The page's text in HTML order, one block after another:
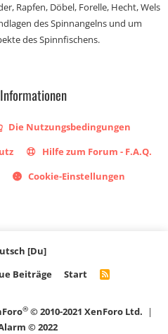
Rapfen, Döbel, Forelle, Hecht, Wels
des Spinnangelns und um
des Spinnfischens.
Die Nutzungsbedingungen
Hilfe zum Forum - F.A.Q.
Cookie-Einstellungen
[Du]
Beiträge Start
R
® © 2010-2021 XenForo Ltd.
|
© 2022